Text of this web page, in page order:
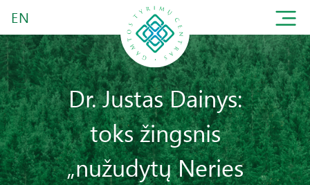
EN
Dr. Justas Dainys:
toks žingsnis
„nužudytų Neries